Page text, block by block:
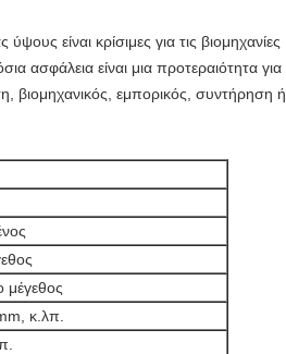
είναι κρίσιμες για τις βιομηχανίες
ασφάλεια είναι μια προτεραιότητα για
βιομηχανικός, εμπορικός, συντήρηση ή
κ.λπ.